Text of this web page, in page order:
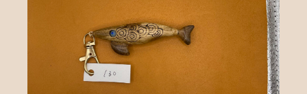
カートを確認する
ショッピングガイド 革製品
アクセサリー
セール